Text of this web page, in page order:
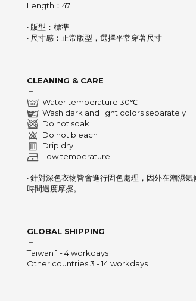
Length：47
‧ 版型：標準
‧ 尺寸感：正常版型，選擇平常穿著尺寸
CLEANING & CARE
－
Water temperature 30℃
Wash dark and light colors separately
Do not soak
Do not bleach
Drip dry
Low temperature
‧ 針對深色衣物皆會進行固色處理，因外在潮濕
時間過度摩擦。
GLOBAL SHIPPING
－
Taiwan 1 - 4 workdays
Other countries 3 - 14 workdays